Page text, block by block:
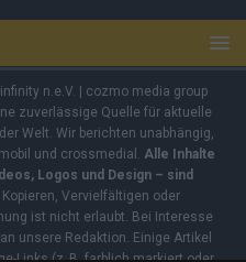
n.e.V. | cozmo media group
zuverlässige Quelle für aktuelle
Welt. Wir berichten unabhängig,
und crossmedial. Alle Inhalte
Logos und Design – sind
Kopieren, Vervielfältigen oder
ist nicht erlaubt. Bei Interesse
unsere Redaktion. Einige Artikel
Links (z. B. farblich markiert oder